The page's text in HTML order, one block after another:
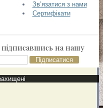
Зв’язатися з нами
Сертифікати
підписавшись на нашу
Підписатися